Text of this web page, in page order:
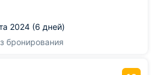
оставляет желать
2024 (6 дней)
бронирования